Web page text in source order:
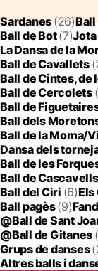
Sardanes(26)
Ball de Bot(7)Jota
La Dansa de la
Ball de Cavallets
Ball de Cintes, de
Ball de Cercolets
Ball de
Ball dels
Ball de la Moma/
Dansa dels
Ball de les
Ball de Cascavells
Ball del Ciri (6)Els
Ball pagès(9)
@Ball de Sant
@Ball de Gitanes
Grups de danses
Altres balls i